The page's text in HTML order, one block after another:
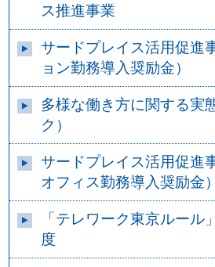
ス推進事業
サードプレイス活用促進
ョン勤務導入奨励金）
多様な働き方に関する実
ク）
サードプレイス活用促進
オフィス勤務導入奨励金）
「テレワーク東京ルール
度